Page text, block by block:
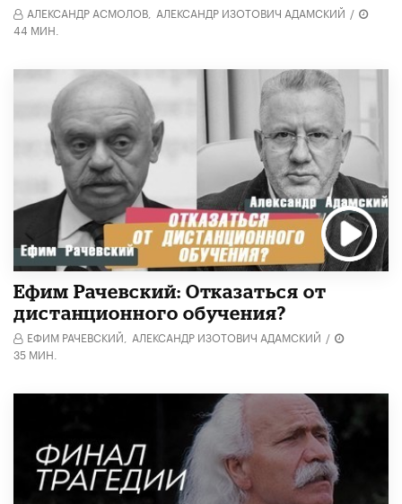
АЛЕКСАНДР АСМОЛОВ, АЛЕКСАНДР ИЗОТОВИЧ АДАМСКИЙ /
44 МИН.
Ефим Рачевский: Отказаться от
дистанционного обучения?
ЕФИМ РАЧЕВСКИЙ, АЛЕКСАНДР ИЗОТОВИЧ АДАМСКИЙ /
35 МИН.